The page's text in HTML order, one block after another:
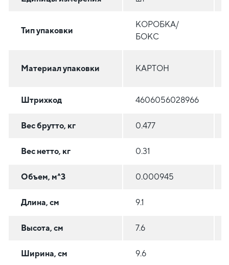
Тип упаковки
КОРОБКА/
БОКС
Материал упаковки КАРТОН
Штрихкод 4606056028966
Вес брутто, кг 0.477
Вес нетто, кг 0.31
Объем, м^3 0.000945
Длина, см 9.1
Высота, см 7.6
Ширина, см 9.6